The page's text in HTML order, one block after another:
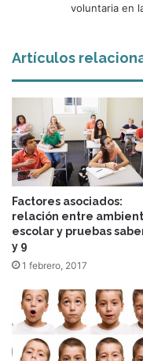
voluntaria en
Artículos
Factores asociados:
relación entre
escolar y pruebas
y 9
1 febrero, 2017